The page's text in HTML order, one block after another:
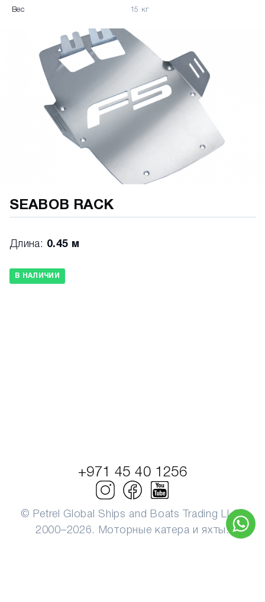
Вес 15 кг
SEABOB RACK
Длина: 0.45 м
В НАЛИЧИИ
© Petrel Global Ships and Boats Trading LLC.
2000–2026. Моторные катера и яхты.
+971 45 40 1256